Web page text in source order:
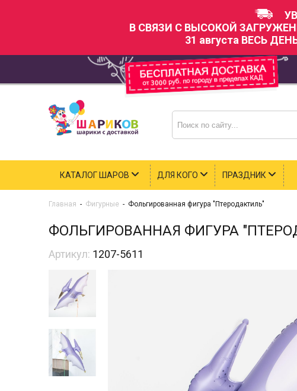
В СВЯЗИ С ВЫСОКОЙ
31 августа ВЕСЬ
КАТАЛОГ ШАРОВ ДЛЯ КОГО ПРАЗДНИК
Главная - Фигурные - Фольгированная фигура "Птеродактиль"
ФОЛЬГИРОВАННАЯ ФИГУРА
Артикул: 1207-5611